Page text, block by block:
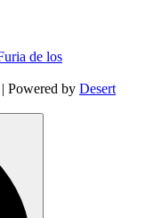
Powered by Desert